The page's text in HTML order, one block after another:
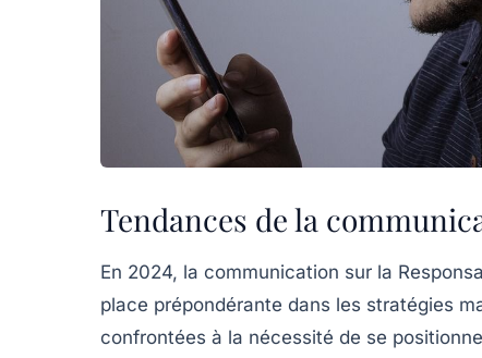
Tendances de la
En 2024, la communication sur la
place prépondérante dans les stratégies
confrontées à la nécessité de se